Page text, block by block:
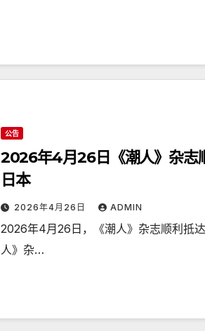
公告
2026年4月26日《潮人》杂志
日本
2026年4月26日 ADMIN
2026年4月26日，《潮人》杂志顺利抵
人》杂…